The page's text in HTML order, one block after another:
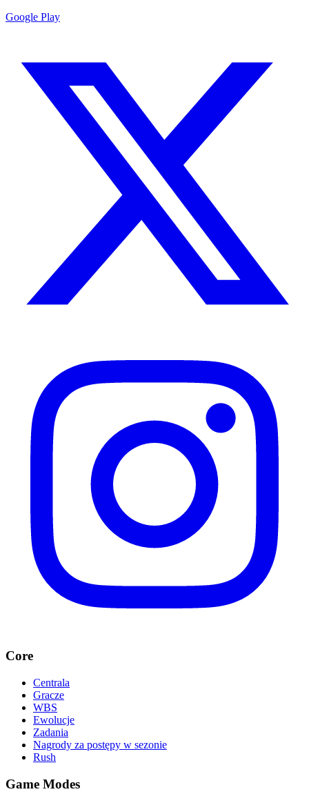
Google Play
Core
Centrala
Gracze
WBS
Ewolucje
Zadania
Nagrody za postępy w sezonie
Rush
Game Modes